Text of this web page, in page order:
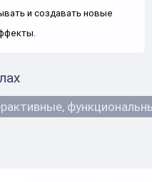
и создавать новые